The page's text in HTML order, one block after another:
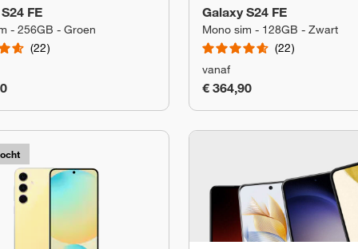
FE
- 256GB - Groen
22
Galaxy S24 FE
Mono sim - 128GB - Zwart
22
vanaf
€ 364,90